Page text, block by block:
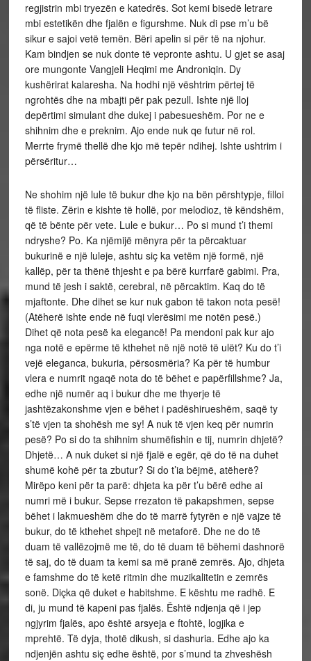
regjistrin mbi tryezën e katedrës. Sot kemi bisedë letrare
mbi estetikën dhe fjalën e figurshme. Nuk di pse m’u bë
sikur e sajoi vetë temën. Bëri apelin si për të na njohur.
Kam bindjen se nuk donte të vepronte ashtu. U gjet se asaj
ore mungonte Vangjeli Heqimi me Androniqin. Dy
kushërirat kalaresha. Na hodhi një vështrim përtej të
ngrohtës dhe na mbajti për pak pezull. Ishte një lloj
depërtimi simulant dhe dukej i pabesueshëm. Por ne e
shihnim dhe e preknim. Ajo ende nuk qe futur në rol.
Merrte frymë thellë dhe kjo më tepër ndihej. Ishte ushtrim i
përsëritur…
Ne shohim një lule të bukur dhe kjo na bën përshtypje, filloi
të fliste. Zërin e kishte të hollë, por melodioz, të këndshëm,
që të bënte për vete. Lule e bukur… Po si mund t’i themi
ndryshe? Po. Ka njëmijë mënyra për ta përcaktuar
bukurinë e një luleje, ashtu siç ka vetëm një formë, një
kallëp, për ta thënë thjesht e pa bërë kurrfarë gabimi. Pra,
mund të jesh i saktë, cerebral, në përcaktim. Kaq do të
mjaftonte. Dhe dihet se kur nuk gabon të takon nota pesë!
(Atëherë ishte ende në fuqi vlerësimi me notën pesë.)
Dihet që nota pesë ka elegancë! Pa mendoni pak kur ajo
nga notë e epërme të kthehet në një notë të ulët? Ku do t’i
vejë eleganca, bukuria, përsosmëria? Ka për të humbur
vlera e numrit ngaqë nota do të bëhet e papërfillshme? Ja,
edhe një numër aq i bukur dhe me thyerje të
jashtëzakonshme vjen e bëhet i padëshirueshëm, saqë ty
s’të vjen ta shohësh me sy! A nuk të vjen keq për numrin
pesë? Po si do ta shihnim shumëfishin e tij, numrin dhjetë?
Dhjetë… A nuk duket si një fjalë e egër, që do të na duhet
shumë kohë për ta zbutur? Si do t’ia bëjmë, atëherë?
Mirëpo keni për ta parë: dhjeta ka për t’u bërë edhe ai
numri më i bukur. Sepse rrezaton të pakapshmen, sepse
bëhet i lakmueshëm dhe do të marrë fytyrën e një vajze të
bukur, do të kthehet shpejt në metaforë. Dhe ne do të
duam të vallëzojmë me të, do të duam të bëhemi dashnorë
të saj, do të duam ta kemi sa më pranë zemrës. Ajo, dhjeta
e famshme do të ketë ritmin dhe muzikalitetin e zemrës
sonë. Diçka që duket e habitshme. E kështu me radhë. E
di, ju mund të kapeni pas fjalës. Është ndjenja që i jep
ngjyrim fjalës, apo është arsyeja e ftohtë, logjika e
mprehtë. Të dyja, thotë dikush, si dashuria. Edhe ajo ka
ndjenjën ashtu siç edhe është, por s’mund ta zhveshësh